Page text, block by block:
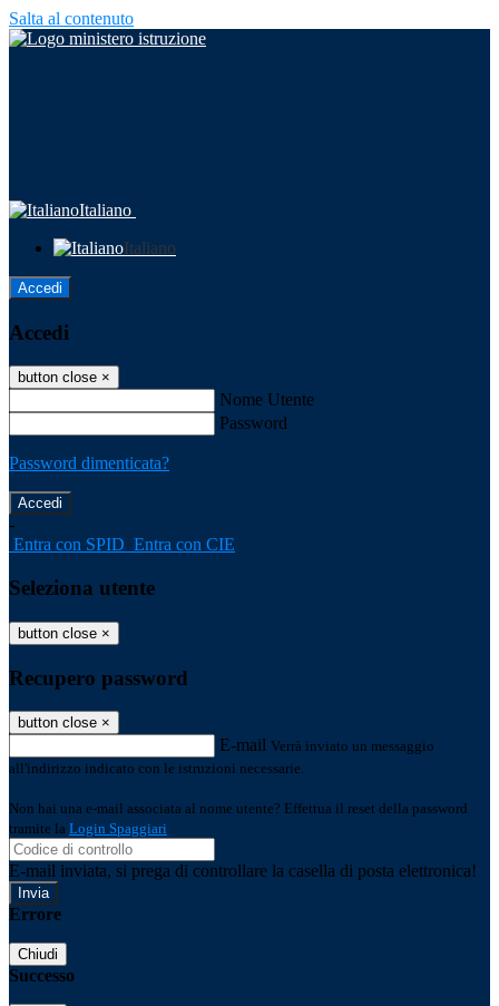
Salta al contenuto
Italiano
Italiano
Accedi
Accedi
button close ×
Nome Utente
Password
Password dimenticata?
-
Entra con SPID Entra con CIE
Seleziona utente
button close ×
Recupero password
button close ×
E-mail Verrà inviato un messaggio
all'indirizzo indicato con le istruzioni necessarie.
Non hai una e-mail associata al nome utente? Effettua il reset della password
tramite la Login Spaggiari
E-mail inviata, si prega di controllare la casella di posta elettronica!
Errore
Chiudi
Successo